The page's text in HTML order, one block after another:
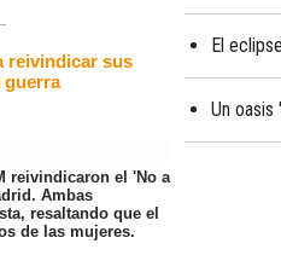
reivindicar sus
guerra
reivindicaron el 'No a
Ambas
resaltando que el
de las mujeres.
El
Un